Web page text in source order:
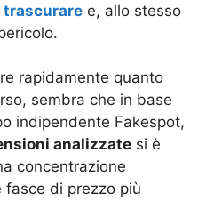
trascurare e, allo stesso
rapidamente quanto
sembra che in base
indipendente Fakespot,
analizzate si è
concentrazione
fasce di prezzo più